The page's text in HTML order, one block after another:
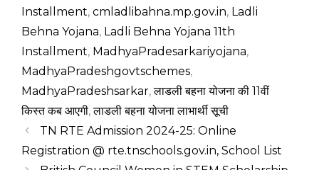
Installment, cmladlibahna.mp.gov.in, Ladli
Behna Yojana, Ladli Behna Yojana 11th
Installment, MadhyaPradesarkariyojana,
MadhyaPradeshgovtschemes,
MadhyaPradeshsarkar,लाडली बहना योजना की 11वीं
किस्त कब आएगी,लाडली बहना योजना लाभार्थी सूची
TN RTE Admission 2024-25: Online
Registration @ rte.tnschools.gov.in, School List